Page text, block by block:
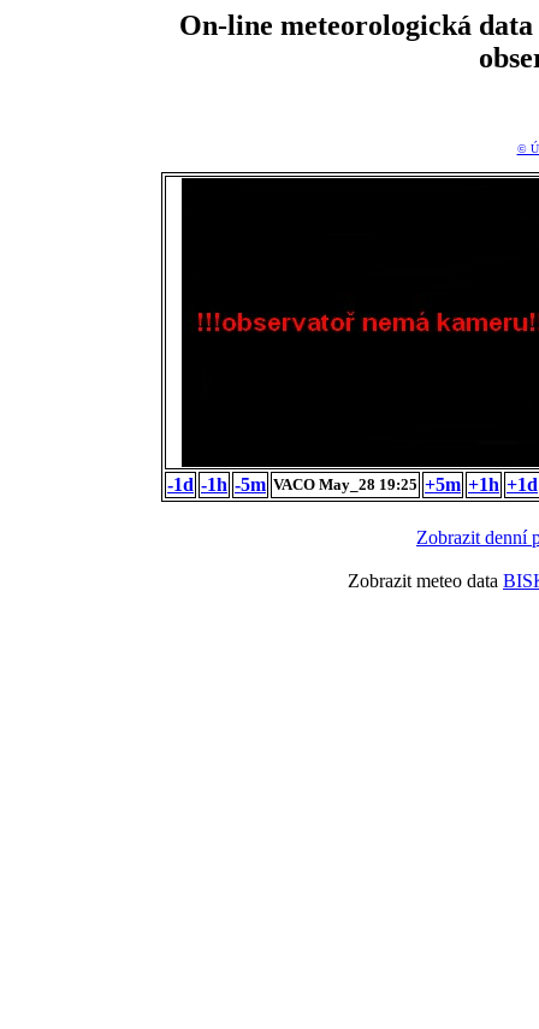
On-line meteorologická
©
-1d -1h -5m VACO May_28 19:25 +5m +1h +1d
Zobrazit denní
Zobrazit meteo data